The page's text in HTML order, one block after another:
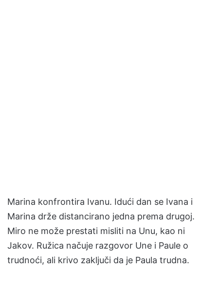
Marina konfrontira Ivanu. Idući dan se Ivana i
Marina drže distancirano jedna prema drugoj.
Miro ne može prestati misliti na Unu, kao ni
Jakov. Ružica načuje razgovor Une i Paule o
trudnoći, ali krivo zaključi da je Paula trudna.